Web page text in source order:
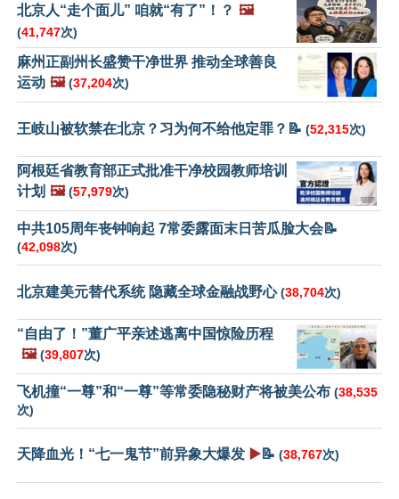
北京人“走个面儿” 咱就“有了”！？ 🖼️
(41,747次)
麻州正副州长盛赞干净世界 推动全球善良
运动 🖼️ (37,204次)
王岐山被软禁在北京？习为何不给他定罪？📝 (52,315次)
阿根廷省教育部正式批准干净校园教师培训
计划 🖼️ (57,979次)
中共105周年丧钟响起 7常委露面末日苦瓜脸大会📝
(42,098次)
北京建美元替代系统 隐藏全球金融战野心(38,704次)
“自由了！”董广平亲述逃离中国惊险历程
🖼️ (39,807次)
飞机撞“一尊”和“一尊”等常委隐秘财产将被美公布 (38,535
次)
天降血光！“七一鬼节”前异象大爆发 ▶️📝 (38,767次)